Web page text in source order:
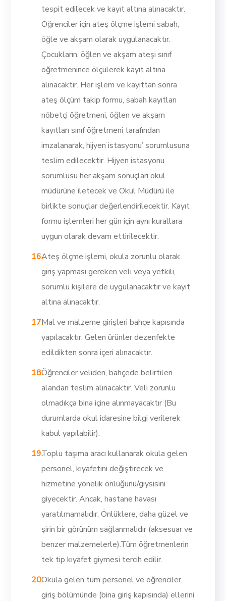
tespit edilecek ve kayıt altına alınacaktır.
Öğrenciler için ateş ölçme işlemi sabah,
öğle ve akşam olarak uygulanacaktır.
Çocukların, öğlen ve akşam ateşi sınıf
öğretmenince ölçülerek kayıt altına
alınacaktır. Her işlem ve kayıttan sonra
ateş ölçüm takip formu, sabah kayıtları
nöbetçi öğretmeni, öğlen ve akşam
kayıtları sınıf öğretmeni tarafından
imzalanarak, hijyen istasyonu’ sorumlusuna
teslim edilecektir. Hijyen istasyonu
sorumlusu her akşam sonuçları okul
müdürüne iletecek ve Okul Müdürü ile
birlikte sonuçlar değerlendirilecektir. Kayıt
formu işlemleri her gün için aynı kurallara
uygun olarak devam ettirilecektir.
Ateş ölçme işlemi, okula zorunlu olarak
giriş yapması gereken veli veya yetkili,
sorumlu kişilere de uygulanacaktır ve kayıt
altına alınacaktır.
Mal ve malzeme girişleri bahçe kapısında
yapılacaktır. Gelen ürünler dezenfekte
edildikten sonra içeri alınacaktır.
Öğrenciler veliden, bahçede belirtilen
alandan teslim alınacaktır. Veli zorunlu
olmadıkça bina içine alınmayacaktır (Bu
durumlarda okul idaresine bilgi verilerek
kabul yapılabilir).
Toplu taşıma aracı kullanarak okula gelen
personel, kıyafetini değiştirecek ve
hizmetine yönelik önlüğünü/giysisini
giyecektir. Ancak, hastane havası
yaratılmamalıdır. Önlüklere, daha güzel ve
şirin bir görünüm sağlanmalıdır (aksesuar ve
benzer malzemelerle).Tüm öğretmenlerin
tek tip kıyafet giymesi tercih edilir.
Okula gelen tüm personel ve öğrenciler,
giriş bölümünde (bina giriş kapısında) ellerini